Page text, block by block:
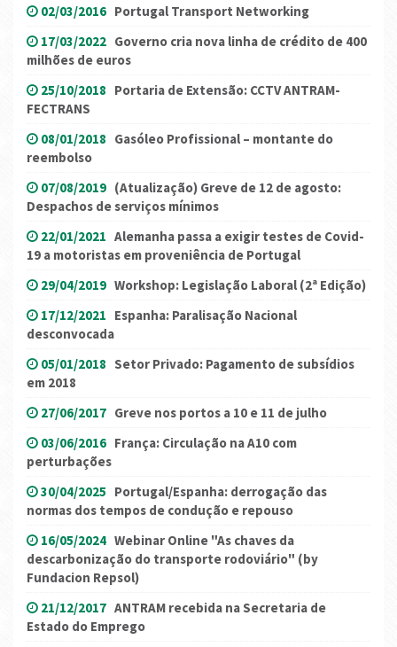
02/03/2016 Portugal Transport Networking
17/03/2022 Governo cria nova linha de crédito de 400
milhões de euros
25/10/2018 Portaria de Extensão: CCTV ANTRAM-
FECTRANS
08/01/2018 Gasóleo Profissional – montante do
reembolso
07/08/2019 (Atualização) Greve de 12 de agosto:
Despachos de serviços mínimos
22/01/2021 Alemanha passa a exigir testes de Covid-
19 a motoristas em proveniência de Portugal
29/04/2019 Workshop: Legislação Laboral (2ª Edição)
17/12/2021 Espanha: Paralisação Nacional
desconvocada
05/01/2018 Setor Privado: Pagamento de subsídios
em 2018
27/06/2017 Greve nos portos a 10 e 11 de julho
03/06/2016 França: Circulação na A10 com
perturbações
30/04/2025 Portugal/Espanha: derrogação das
normas dos tempos de condução e repouso
16/05/2024 Webinar Online "As chaves da
descarbonização do transporte rodoviário" (by
Fundacion Repsol)
21/12/2017 ANTRAM recebida na Secretaria de
Estado do Emprego